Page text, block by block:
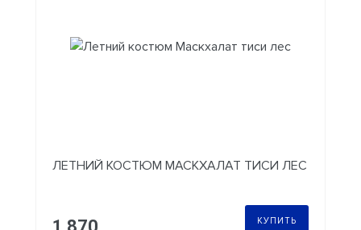
ЛЕТНИЙ КОСТЮМ МАСКХАЛАТ ТИСИ ЛЕС
КУПИТЬ